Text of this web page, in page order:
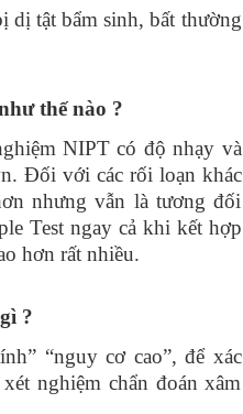
dị tật bẩm sinh, bất thường
thế nào ?
NIPT có độ nhạy và
Đối với các rối loạn khác
nhưng vẫn là tương đối
Test ngay cả khi kết hợp
hơn rất nhiều.
?
“nguy cơ cao”, để xác
nghiệm chẩn đoán xâm